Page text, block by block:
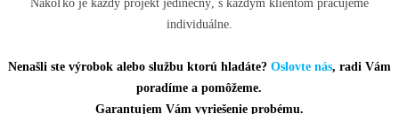
Nakoľko je každý projekt jedinečný, s každým klientom pracujeme
individuálne.
Nenašli ste výrobok alebo službu ktorú hladáte? Oslovte nás, radi Vám
poradíme a pomôžeme.
Garantujem Vám vyriešenie probému.